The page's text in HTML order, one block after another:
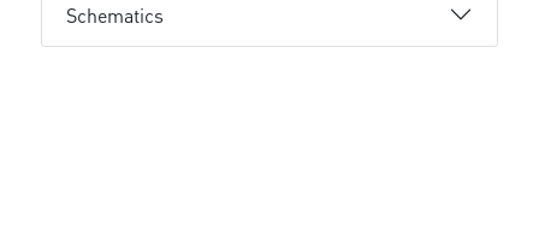
Schematics